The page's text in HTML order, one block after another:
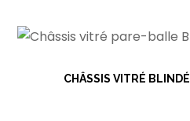
CHÂSSIS VITRÉ